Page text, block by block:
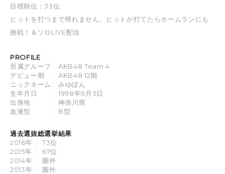
目標順位：33位
ヒットを打つまで帰れません。ヒットが打てたらホームランにも
挑戦！＆ソロLIVE配信
PROFILE
所属グループ:
AKB48 Team 4
デビュー期
:
AKB48 12期
ニックネーム :
みゆぽん
生年月日
:
1998年9月3日
出身地
:
神奈川県
血液型
: B型
過去選抜総選挙結果
2016年 :
73位
2015年
:
67位
2014年 :
圏外
2013年 :
圏外